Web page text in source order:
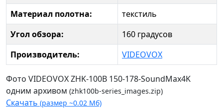
Материал полотна:
текстиль
Угол обзора:
160 градусов
Производитель:
VIDEOVOX
Фото VIDEOVOX ZHK-100B 150-178-SoundMax4K
одним архивом (zhk100b-series_images.zip)
Скачать (размер ~0.02 Мб)